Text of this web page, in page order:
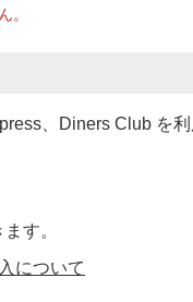
。
、Diners Club を利
す。
について